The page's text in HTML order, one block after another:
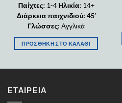
Παίχτες: 1-4 Ηλικία: 14+
Διάρκεια παιχνιδιού: 45′
Γλώσσες: Αγγλικά
ΠΡΟΣΘΉΚΗ ΣΤΟ ΚΑΛΆΘΙ
ΕΤΑΙΡΕΊΑ